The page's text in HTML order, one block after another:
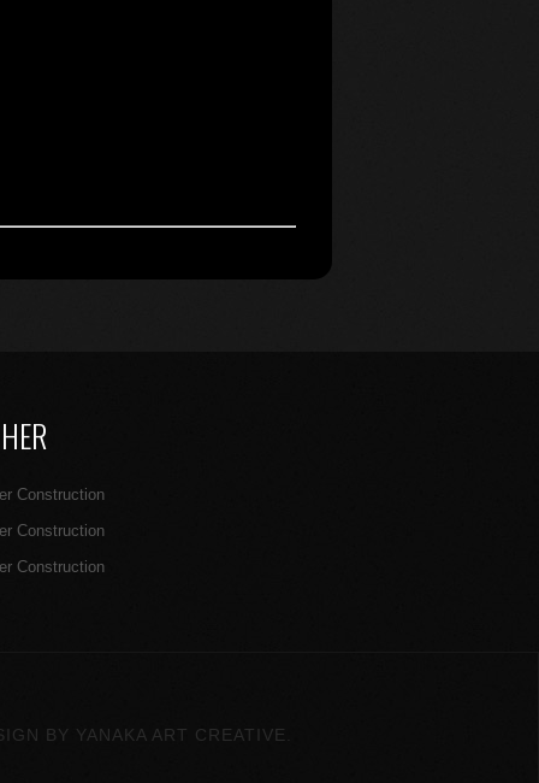
Construction
Construction
Construction
BY YANAKA ART CREATIVE.